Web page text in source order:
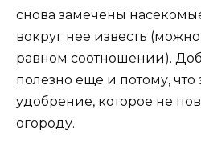
снова замечены
вокруг нее известь
равном соотношении).
полезно еще и потому, что
удобрение, которое не
огороду.